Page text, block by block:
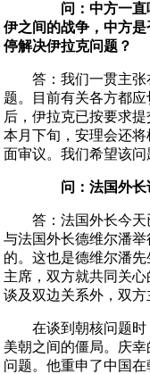
问：中方一直呼
伊之间的战争，中方
停解决伊拉克问题？
答：我们一贯主张
题。目前有关各方都应
后，伊拉克已按要求
本月下旬，安理会还
面审议。我们希望该
问：法国外长访
答：法国外长今天
与法国外长德维尔潘
的。这也是德维尔潘
主席，双方就共同关
谈及双边关系外，双
在谈到朝核问题时
美朝之间的僵局。庆
问题。他重申了中国